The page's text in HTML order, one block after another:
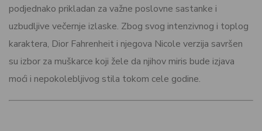
podjednako prikladan za važne poslovne sastanke i
uzbudljive večernje izlaske. Zbog svog intenzivnog i toplog
karaktera, Dior Fahrenheit i njegova Nicole verzija savršen
su izbor za muškarce koji žele da njihov miris bude izjava
moći i nepokolebljivog stila tokom cele godine.